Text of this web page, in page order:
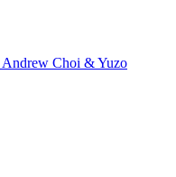
Andrew Choi & Yuzo